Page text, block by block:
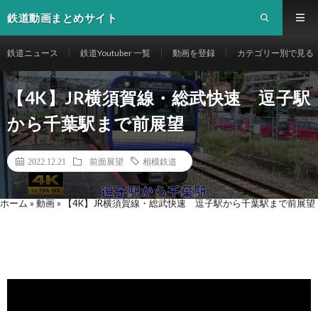
鉄道動画まとめサイト
鉄道ニュース 鉄道Youtuber 一覧 動画を登録 カテゴリー別で見る
【4K】JR横須賀線・総武快速 逗子駅
から千葉駅まで前展望
2022.12.21 前面展望 相模鉄道
ホーム » 動画 » 【4K】JR横須賀線・総武快速 逗子駅から千葉駅まで前展望